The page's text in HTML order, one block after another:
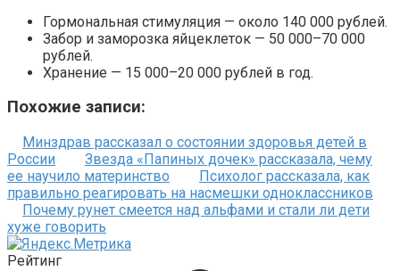
Гормональная стимуляция — около 140 000 рублей.
Забор и заморозка яйцеклеток — 50 000–70 000
рублей.
Хранение — 15 000–20 000 рублей в год.
Похожие записи:
Минздрав рассказал о состоянии здоровья детей в
России
Звезда «Папиных дочек» рассказала, чему
ее научило материнство
Психолог рассказала, как
правильно реагировать на насмешки одноклассников
Почему рунет смеется над альфами и стали ли дети
хуже говорить
Рейтинг